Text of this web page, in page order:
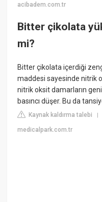
acibadem.com.tr
Bitter çikolata
mi?
Bitter çikolata içerdiği
maddesi sayesinde nitrik
nitrik oksit damarların
basıncı düşer. Bu da
Kaynak kaldırma talebi
medicalpark.com.tr